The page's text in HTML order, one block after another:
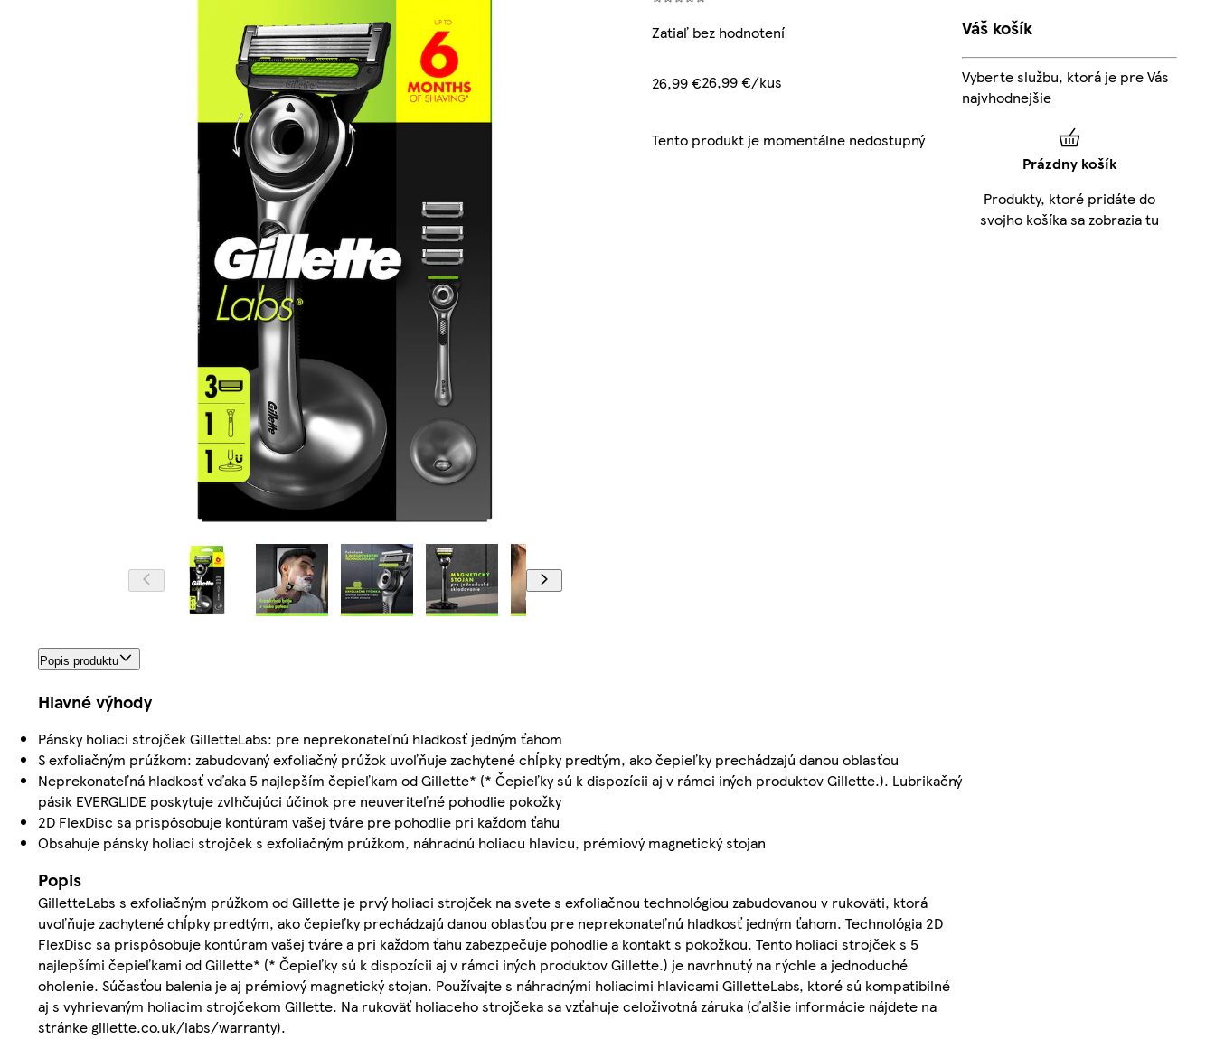
Zatiaľ bez hodnotení
26,99 €26,99 €/kus
Tento produkt je momentálne nedostupný
Popis produktu
Hlavné výhody
Pánsky holiaci strojček GilletteLabs: pre neprekonateľnú hladkosť jedným ťahom
S exfoliačným prúžkom: zabudovaný exfoliačný prúžok uvoľňuje zachytené chĺpky predtým, ako čepieľky prechádzajú danou oblasťou
Neprekonateľná hladkosť vďaka 5 najlepším čepieľkam od Gillette* (* Čepieľky sú k dispozícii aj v rámci iných produktov Gillette.). Lubrikačný
pásik EVERGLIDE poskytuje zvlhčujúci účinok pre neuveriteľné pohodlie pokožky
2D FlexDisc sa prispôsobuje kontúram vašej tváre pre pohodlie pri každom ťahu
Obsahuje pánsky holiaci strojček s exfoliačným prúžkom, náhradnú holiacu hlavicu, prémiový magnetický stojan
Popis
GilletteLabs s exfoliačným prúžkom od Gillette je prvý holiaci strojček na svete s exfoliačnou technológiou zabudovanou v rukoväti, ktorá
uvoľňuje zachytené chĺpky predtým, ako čepieľky prechádzajú danou oblasťou pre neprekonateľnú hladkosť jedným ťahom. Technológia 2D
FlexDisc sa prispôsobuje kontúram vašej tváre a pri každom ťahu zabezpečuje pohodlie a kontakt s pokožkou. Tento holiaci strojček s 5
najlepšími čepieľkami od Gillette* (* Čepieľky sú k dispozícii aj v rámci iných produktov Gillette.) je navrhnutý na rýchle a jednoduché
oholenie. Súčasťou balenia je aj prémiový magnetický stojan. Používajte s náhradnými holiacimi hlavicami GilletteLabs, ktoré sú kompatibilné
aj s vyhrievaným holiacim strojčekom Gillette. Na rukoväť holiaceho strojčeka sa vzťahuje celoživotná záruka (ďalšie informácie nájdete na
stránke gillette.co.uk/labs/warranty).
Váš košík
Vyberte službu, ktorá je pre Vás
najvhodnejšie
Prázdny košík
Produkty, ktoré pridáte do
svojho košíka sa zobrazia tu